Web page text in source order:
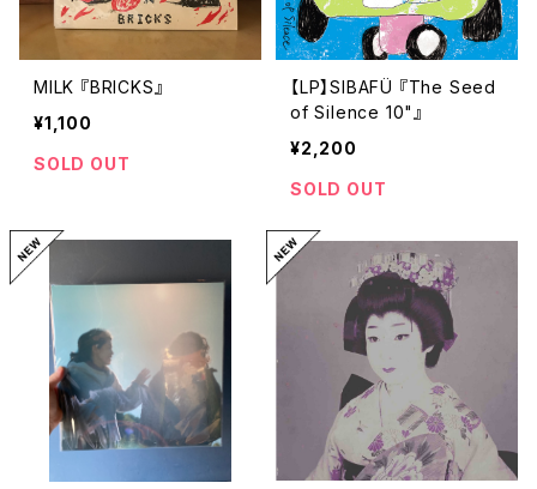
MILK 『BRICKS』
¥1,100
SOLD OUT
【LP】SIBAFÜ 『The Seed
of Silence 10"』
¥2,200
SOLD OUT